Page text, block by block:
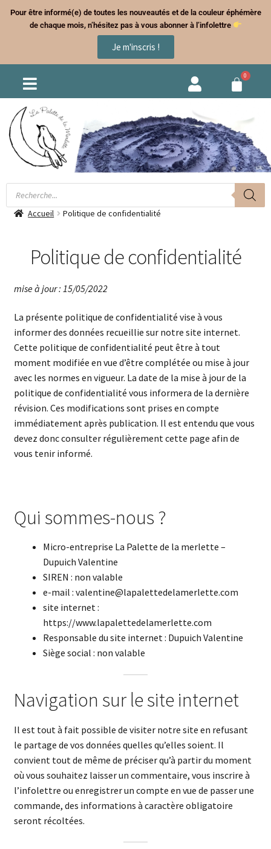
Pour être informé(e) de toutes les nouveautés et de la couleur éphémère
de chaque mois, n’hésitez pas à vous abonner à l’infolettre
Je m'inscris !
Accueil Politique de confidentialité
Politique de confidentialité
mise à jour : 15/05/2022
La présente politique de confidentialité vise à vous
informer des données recueillie sur notre site internet.
Cette politique de confidentialité peut être à tout
moment modifiée en vue d’être complétée ou mise à jour
avec les normes en vigueur. La date de la mise à jour de la
politique de confidentialité vous informera de la dernière
révision. Ces modifications sont prises en compte
immédiatement après publication. Il est entendu que vous
devez donc consulter régulièrement cette page afin de
vous tenir informé.
Qui sommes-nous ?
Micro-entreprise La Palette de la merlette –
Dupuich Valentine
SIREN : non valable
e-mail : valentine@lapalettedelamerlette.com
site internet :
https://www.lapalettedelamerlette.com
Responsable du site internet : Dupuich Valentine
Siège social : non valable
Navigation sur le site internet
Il est tout à fait possible de visiter notre site en refusant
le partage de vos données quelles qu’elles soient. Il
convient tout de même de préciser qu’à partir du moment
où vous souhaitez laisser un commentaire, vous inscrire à
l’infolettre ou enregistrer un compte en vue de passer une
commande, des informations à caractère obligatoire
seront récoltées.